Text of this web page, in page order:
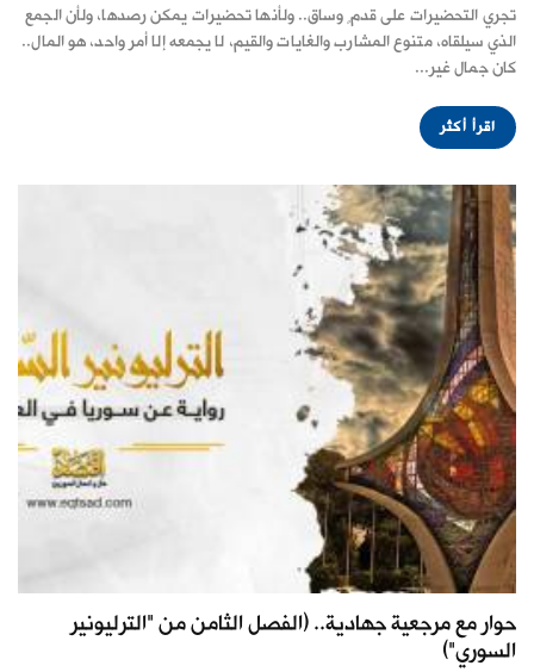
تجري التحضيرات على قدمٍ وساق.. ولأنها تحضيرات يمكن رصدها، ولأن الجمع
الذي سيلقاه، متنوع المشارب والغايات والقيم، لا يجمعه إلا أمر واحد، هو المال..
كان جمال غير...
اقرأ أكثر
حوار مع مرجعية جهادية.. (الفصل الثامن من "الترليونير
السوري")